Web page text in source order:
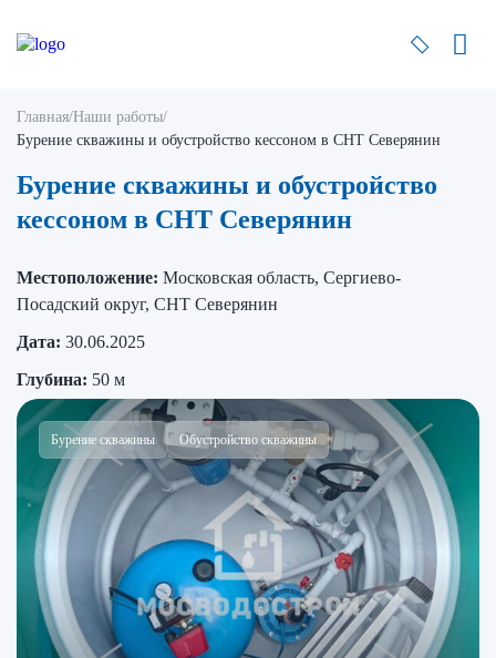
Главная/Наши работы/
Бурение скважины и обустройство кессоном в СНТ Северянин
Бурение скважины и обустройство
кессоном в СНТ Северянин
Местоположение: Московская область, Сергиево-
Посадский округ, СНТ Северянин
Дата: 30.06.2025
Глубина: 50 м
Бурение скважины Обустройство скважины